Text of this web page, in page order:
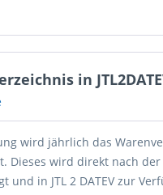
in
wird jährlich das
Dieses wird direkt nach
und in JTL 2 DATEV zur